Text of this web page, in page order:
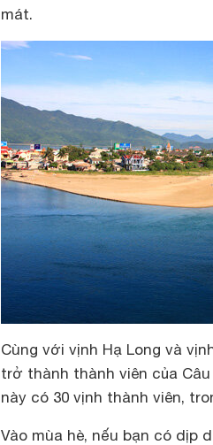
mát.
Cùng với vịnh Hạ Long và
trở thành thành viên của
này có 30 vịnh thành viên,
Vào mùa hè, nếu bạn có dịp